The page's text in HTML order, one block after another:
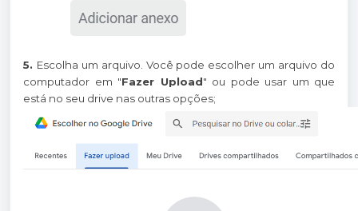
5. Escolha um arquivo. Você pode escolher um arquivo do
computador em "Fazer Upload" ou pode usar um que
está no seu drive nas outras opções;